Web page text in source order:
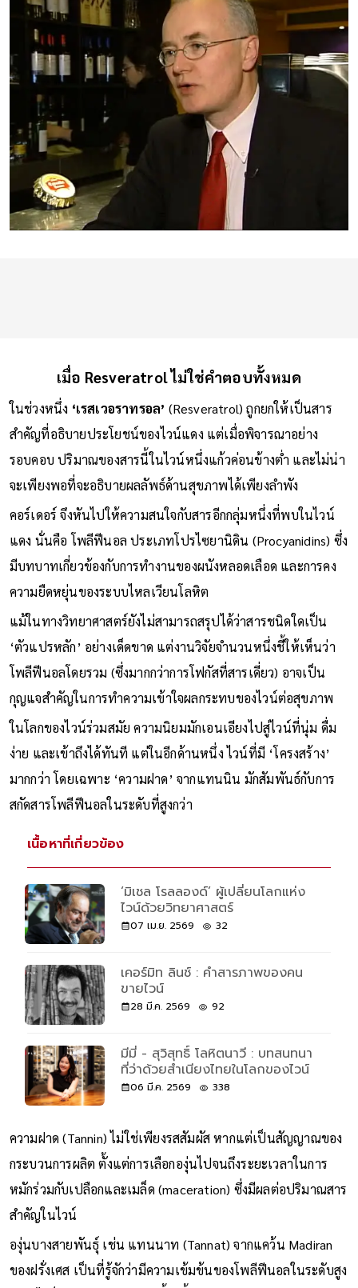
เมื่อ Resveratrol ไม่ใช่คำตอบทั้งหมด
ในช่วงหนึ่ง ‘เรสเวอราทรอล’ (Resveratrol) ถูกยกให้เป็นสาร
สำคัญที่อธิบายประโยชน์ของไวน์แดง แต่เมื่อพิจารณาอย่าง
รอบคอบ ปริมาณของสารนี้ในไวน์หนึ่งแก้วค่อนข้างต่ำ และไม่น่า
จะเพียงพอที่จะอธิบายผลลัพธ์ด้านสุขภาพได้เพียงลำพัง
คอร์เดอร์ จึงหันไปให้ความสนใจกับสารอีกกลุ่มหนึ่งที่พบในไวน์
แดง นั่นคือ โพลีฟีนอล ประเภทโปรไซยานิดิน (Procyanidins) ซึ่ง
มีบทบาทเกี่ยวข้องกับการทำงานของผนังหลอดเลือด และการคง
ความยืดหยุ่นของระบบไหลเวียนโลหิต
แม้ในทางวิทยาศาสตร์ยังไม่สามารถสรุปได้ว่าสารชนิดใดเป็น
‘ตัวแปรหลัก’ อย่างเด็ดขาด แต่งานวิจัยจำนวนหนึ่งชี้ให้เห็นว่า
โพลีฟีนอลโดยรวม (ซึ่งมากกว่าการโฟกัสที่สารเดี่ยว) อาจเป็น
กุญแจสำคัญในการทำความเข้าใจผลกระทบของไวน์ต่อสุขภาพ
ในโลกของไวน์ร่วมสมัย ความนิยมมักเอนเอียงไปสู่ไวน์ที่นุ่ม ดื่ม
ง่าย และเข้าถึงได้ทันที แต่ในอีกด้านหนึ่ง ไวน์ที่มี ‘โครงสร้าง’
มากกว่า โดยเฉพาะ ‘ความฝาด’ จากแทนนิน มักสัมพันธ์กับการ
สกัดสารโพลีฟีนอลในระดับที่สูงกว่า
เนื้อหาที่เกี่ยวข้อง
‘มิเชล โรลลองด์’ ผู้เปลี่ยนโลกแห่ง
ไวน์ด้วยวิทยาศาสตร์
07 เม.ย. 2569 32
เคอร์มิท ลินช์ : คำสารภาพของคน
ขายไวน์
28 มี.ค. 2569 92
มีมี่ - สุวิสุทธิ์ โลหิตนาวี : บทสนทนา
ที่ว่าด้วยสำเนียงไทยในโลกของไวน์
06 มี.ค. 2569 338
ความฝาด (Tannin) ไม่ใช่เพียงรสสัมผัส หากแต่เป็นสัญญาณของ
กระบวนการผลิต ตั้งแต่การเลือกองุ่นไปจนถึงระยะเวลาในการ
หมักร่วมกับเปลือกและเมล็ด (maceration) ซึ่งมีผลต่อปริมาณสาร
สำคัญในไวน์
องุ่นบางสายพันธุ์ เช่น แทนนาท (Tannat) จากแคว้น Madiran
ของฝรั่งเศส เป็นที่รู้จักว่ามีความเข้มข้นของโพลีฟีนอลในระดับสูง